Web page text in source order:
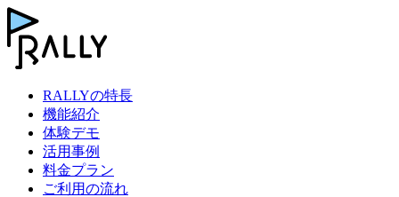
RALLYの特長
機能紹介
体験デモ
活用事例
料金プラン
ご利用の流れ